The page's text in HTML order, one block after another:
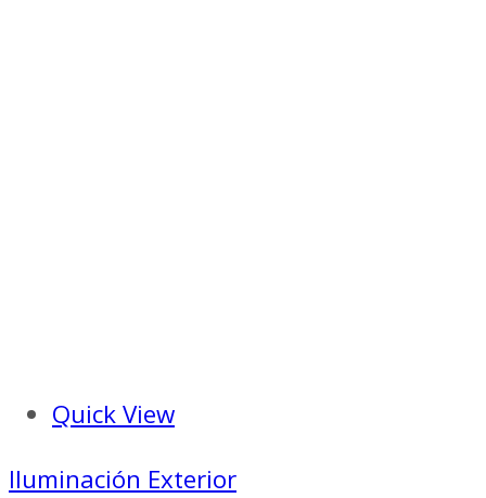
Quick View
Iluminación Exterior